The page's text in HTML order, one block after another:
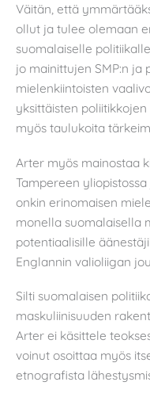
Väitän, että
ollut ja tulee olemaan
suomalaiselle
jo mainittujen SMP:n ja
mielenkiintoisten
yksittäisten
myös taulukoita
Arter myös mainostaa
Tampereen
onkin erinomaisen
monella suomalaisella
potentiaalisille
Englannin valioliigan
Silti suomalaisen
maskuliinisuuden
Arter ei käsittele
voinut osoittaa myös
etnografista